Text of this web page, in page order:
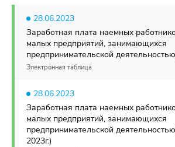
28.06.2023
Заработная плата наемных
малых предприятий, занимающихся
предпринимательской
Электронная таблица
28.06.2023
Заработная плата наемных
малых предприятий, занимающихся
предпринимательской
2023г.)